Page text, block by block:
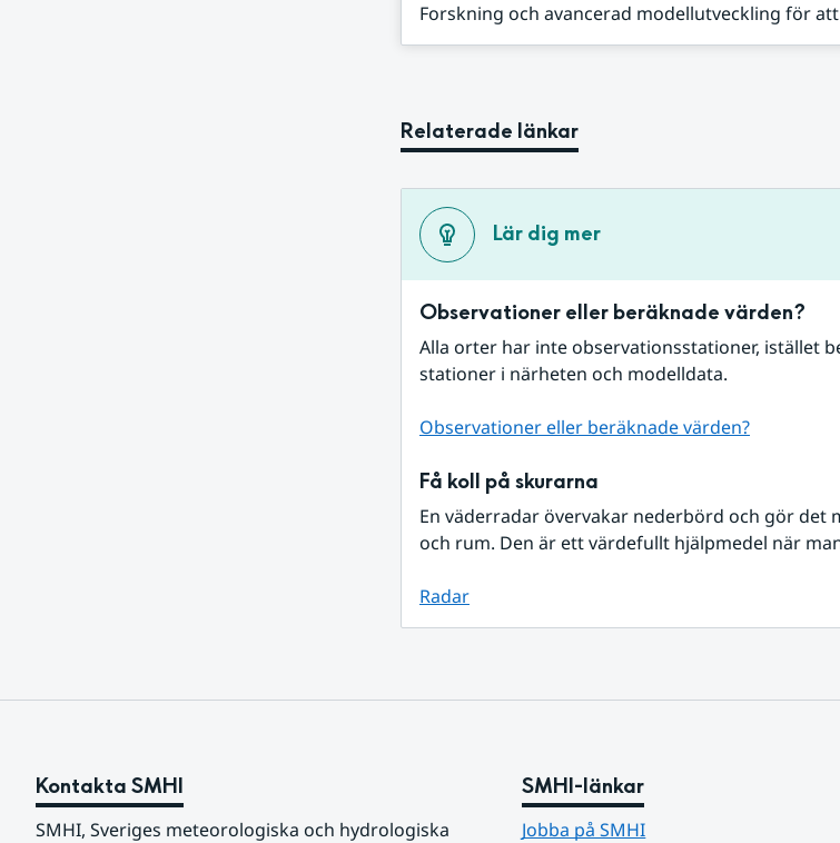
Forskning och avancerad modellutveckling för
Relaterade länkar
Lär dig mer
Observationer eller beräknade värden?
Alla orter har inte observationsstationer, istället
stationer i närheten och modelldata.
Observationer eller beräknade värden?
Få koll på skurarna
En väderradar övervakar nederbörd och gör det
och rum. Den är ett värdefullt hjälpmedel när
Radar
Kontakta SMHI
SMHI, Sveriges meteorologiska och hydrologiska
SMHI-länkar
Jobba på SMHI